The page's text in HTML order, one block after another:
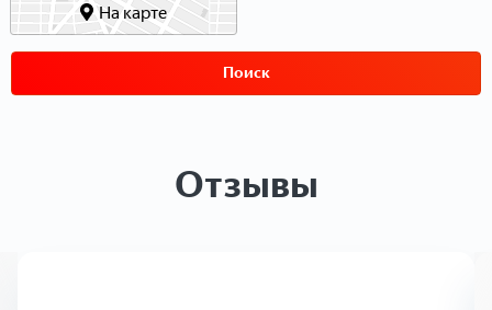
На карте
Поиск
Отзывы